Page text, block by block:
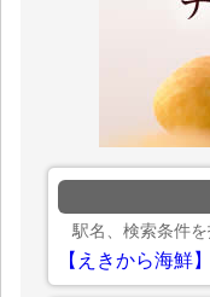
駅名、検索条件
【えきから海鮮